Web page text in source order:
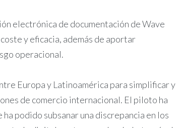
electrónica de documentación de Wave
y eficacia, además de aportar
operacional.
Europa y Latinoamérica para simplificar y
de comercio internacional. El piloto ha
podido subsanar una discrepancia en los